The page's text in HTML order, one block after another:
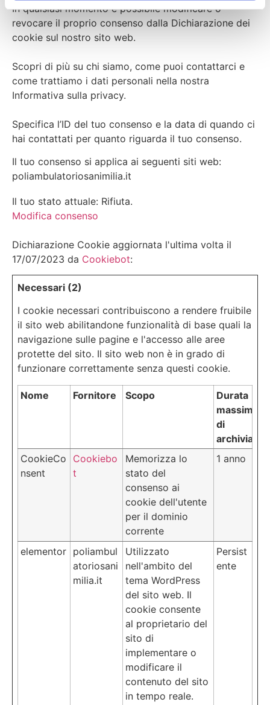
In qualsiasi momento è possibile modificare o
revocare il proprio consenso dalla Dichiarazione dei
cookie sul nostro sito web.
Scopri di più su chi siamo, come puoi contattarci e
come trattiamo i dati personali nella nostra
Informativa sulla privacy.
Specifica l’ID del tuo consenso e la data di quando ci
hai contattati per quanto riguarda il tuo consenso.
Il tuo consenso si applica ai seguenti siti web:
poliambulatoriosanimilia.it
Il tuo stato attuale: Rifiuta.
Modifica consenso
Dichiarazione Cookie aggiornata l'ultima volta il
17/07/2023 da Cookiebot:
Necessari (2)
I cookie necessari contribuiscono a rendere fruibile
il sito web abilitandone funzionalità di base quali la
navigazione sulle pagine e l'accesso alle aree
protette del sito. Il sito web non è in grado di
funzionare correttamente senza questi cookie.
Nome Fornitore Scopo
Durata
massima
di
CookieCo
nsent
Cookiebo
t
Memorizza lo
stato del
consenso ai
cookie dell'utente
per il dominio
corrente
1 anno
elementor poliambul
atoriosani
milia.it
Utilizzato
nell'ambito del
tema WordPress
del sito web. Il
cookie consente
al proprietario del
sito di
implementare o
modificare il
contenuto del sito
in tempo reale.
Persist
ente